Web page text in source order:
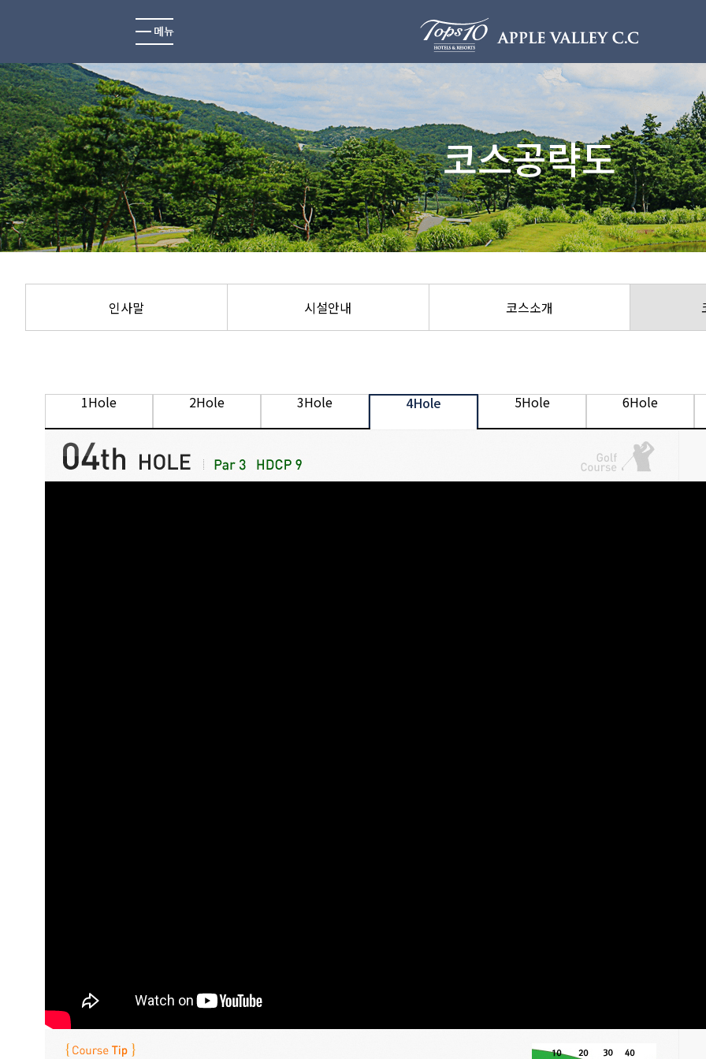
애플밸리
인사말
시설안내
코스소개
코스공략도
오시는길
이용안내
이용안내
이용요금
예약안내
실시간예약
예약확인/취소
대기예약
모바일이용안내
코스공략도
인사말 시설안내 코스소개
1Hole 2Hole 3Hole 4Hole 5Hole 6Hole